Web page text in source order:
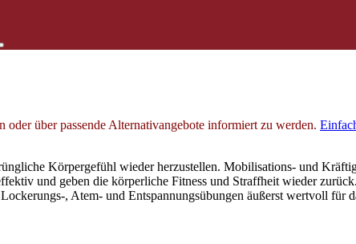
über passende Alternativangebote informiert zu werden.
Körpergefühl wieder herzustellen. Mobilisations- und
und geben die körperliche Fitness und Straffheit wieder
, Atem- und Entspannungsübungen äußerst wertvoll für